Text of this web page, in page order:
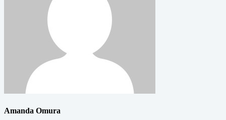
Amanda Omura